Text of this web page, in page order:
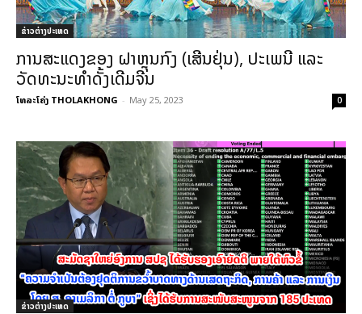
ຂ່າວຕ່າງປະເທດ
ການສະແດງຂອງ ຝາຫຼຸນກົງ (ເສີນຢຸ່ນ), ປະເພນີ ແລະ
ວັດທະນະທຳດັ້ງເດີມຈີນ
ໂທລະໂຄ່ງ THOLAKHONG - May 25, 2023 0
ຂ່າວຕ່າງປະເທດ